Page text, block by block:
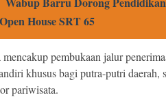
House SRT 65
pembukaan jalur
khusus bagi putra-putri daerah,
pariwisata.